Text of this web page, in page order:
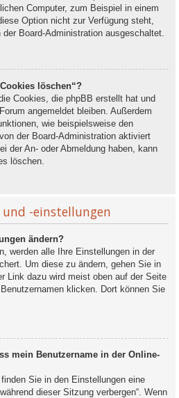
Computer, zum Beispiel in einem
Option nicht zur Verfügung steht,
Board-Administration ausgeschaltet.
löschen“?
Cookies, die phpBB erstellt hat und
angemeldet bleiben. Außerdem
wie beispielsweise den
der Board-Administration aktiviert
der An- oder Abmeldung haben, kann
löschen.
-einstellungen
ändern?
werden alle Ihre Einstellungen in der
Um diese zu ändern, gehen Sie in
Link dazu wird meist oben auf der Seite
klicken. Dort können Sie
mein Benutzername in der Online-
Sie in den Einstellungen eine
dieser Sitzung verbergen“. Wenn